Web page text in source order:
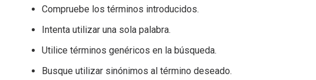
Compruebe los términos introducidos.
Intenta utilizar una sola palabra.
Utilice términos genéricos en la búsqueda.
Busque utilizar sinónimos al término deseado.
6.
zapatillas jordan
7.
new balance
8.
zapatillas hombre
9. zapatillas nike